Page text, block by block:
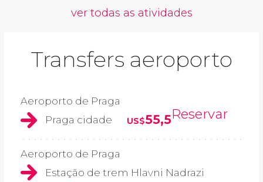
ver todas as atividades
Transfers aeroporto
Aeroporto de Praga
Praga cidade
US$55,5Reservar
Aeroporto de Praga
Estação de trem Hlavni Nadrazi